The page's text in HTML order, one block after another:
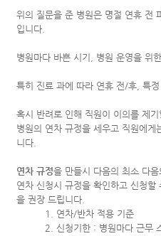
위의 질문을 준 병원은 명절 연휴 전
입니다.
병원마다 바쁜 시기, 병원 운영을 위
특히 진료 과에 따라 연휴 전/후, 특
혹시 반려로 인해 직원이 이의를 제
병원의 연차 규정을 세우고 직원에
니다.
연차 규정을 만들시 다음의 최소 다
연차 신청시 규정을 확인하고 신청
을 권장 드립니다.
1. 연차/반차 적용 기준
2. 신청기한 : 병원마다 근무